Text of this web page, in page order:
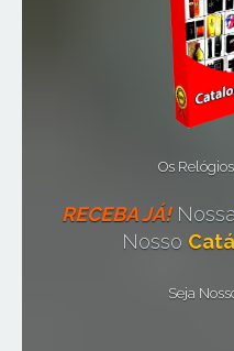
Os
RECEBA JÁ!
Nosso
Seja